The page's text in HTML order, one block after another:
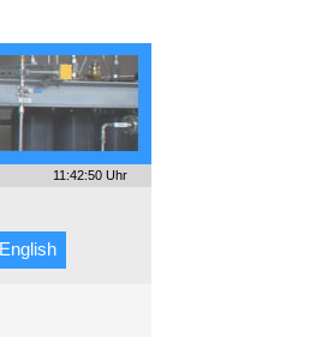
11:42:50 Uhr
English